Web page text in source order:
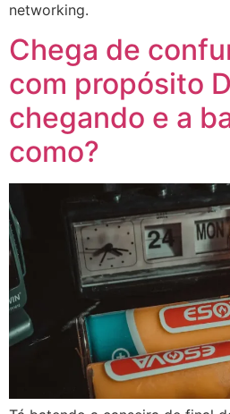
networking.
Chega de
com propósito
chegando e a
como?